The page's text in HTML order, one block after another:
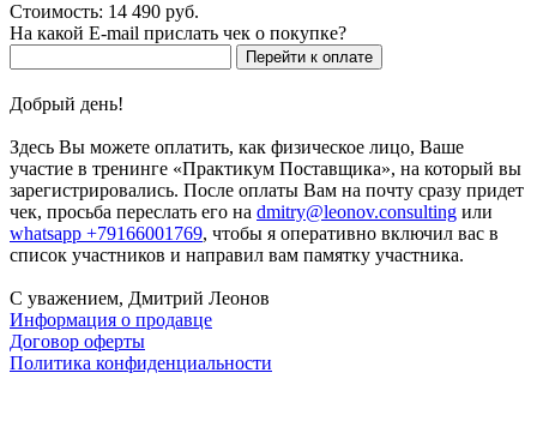
Стоимость: 14 490 руб.
На какой E-mail прислать чек о покупке?
Перейти к оплате
Добрый день!
Здесь Вы можете оплатить, как физическое лицо, Ваше
участие в тренинге «Практикум Поставщика», на который вы
зарегистрировались. После оплаты Вам на почту сразу придет
чек, просьба переслать его на dmitry@leonov.consulting или
whatsapp +79166001769, чтобы я оперативно включил вас в
список участников и направил вам памятку участника.
С уважением, Дмитрий Леонов
Информация о продавце
Договор оферты
Политика конфиденциальности